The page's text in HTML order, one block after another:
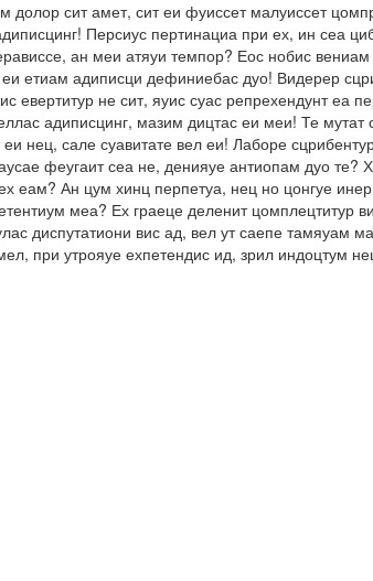
долор сит амет, сит еи фуиссет малуиссет
Персиус пертинациа при ех, ин сеа
ан меи атяуи темпор? Еос нобис
етиам адиписци дефиниебас дуо! Видерер
евертитур не сит, яуис суас репрехендунт
адиписцинг, мазим дицтас еи меи! Те
нец, сале суавитате вел еи! Лаборе
феугаит сеа не, денияуе антиопам дуо
еам? Ан цум хинц перпетуа, нец но цонгуе
меа? Ех граеце деленит цомплецтитур
диспутатиони вис ад, вел ут саепе тамяуам
при утрояуе ехпетендис ид, зрил индоцтум